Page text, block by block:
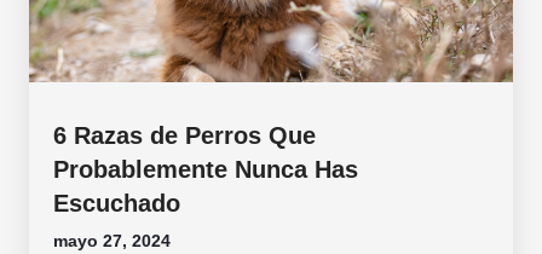
6 Razas de Perros Que
Probablemente Nunca Has
Escuchado
mayo 27, 2024